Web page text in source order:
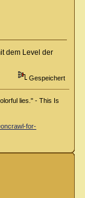
dem Level der
Gespeichert
lies." - This Is
for-